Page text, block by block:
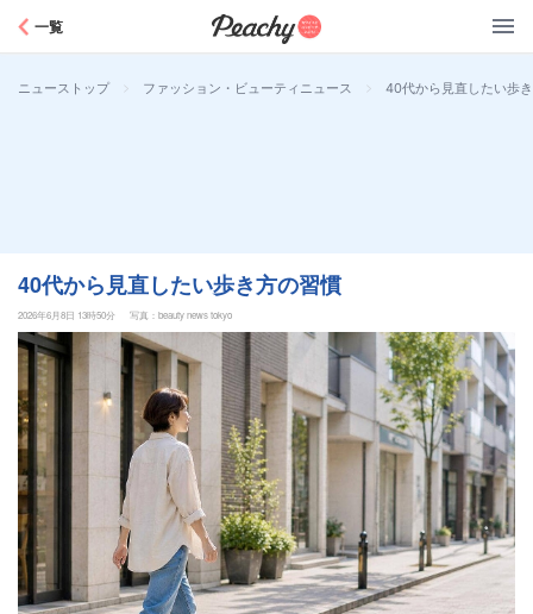
一覧
ニューストップ > ファッション・ビューティニュース > 40代から見直したい歩
40代から見直したい歩き方の習慣
2026年6月8日 13時50分 写真：beauty news tokyo